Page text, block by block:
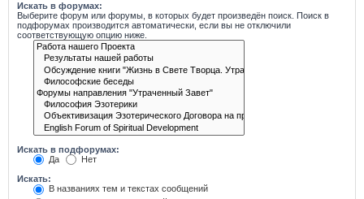
Искать в форумах:
Выберите форум или форумы, в которых будет произведён поиск. Поиск в
подфорумах производится автоматически, если вы не отключили
соответствующую опцию ниже.
Искать в подфорумах:
Да
Нет
Искать:
В названиях тем и текстах сообщений